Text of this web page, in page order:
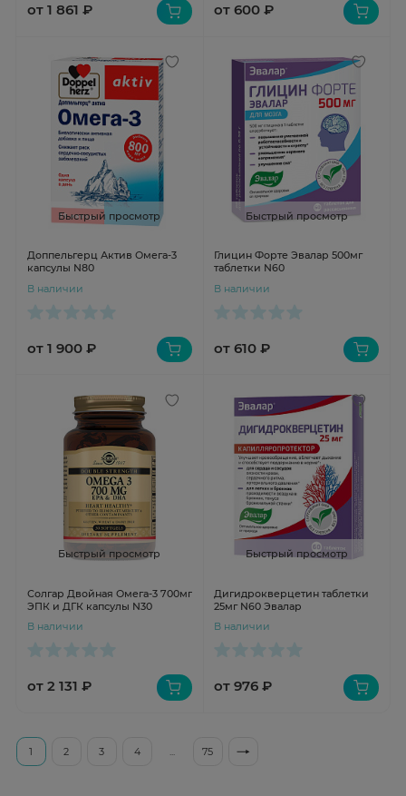
от 1 861 ₽ от 600 ₽
Быстрый просмотр
Доппельгерц Актив Омега-3
капсулы N80
В наличии
от 1 900 ₽
Быстрый просмотр
Глицин Форте Эвалар 500мг
таблетки N60
В наличии
от 610 ₽
Быстрый просмотр
Солгар Двойная Омега-3 700мг
ЭПК и ДГК капсулы N30
В наличии
от 2 131 ₽
Быстрый просмотр
Дигидрокверцетин таблетки
25мг N60 Эвалар
В наличии
от 976 ₽
1 2 3 4 ... 75